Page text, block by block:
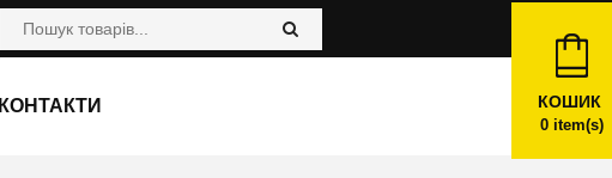
КОНТАКТИ КОШИК
0item(s)